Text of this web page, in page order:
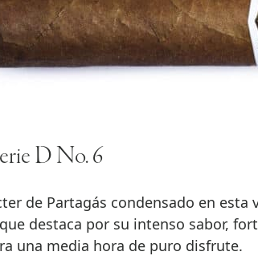
D No. 6
de Partagás condensado en esta
destaca por su intenso sabor,
una media hora de puro disfrute.